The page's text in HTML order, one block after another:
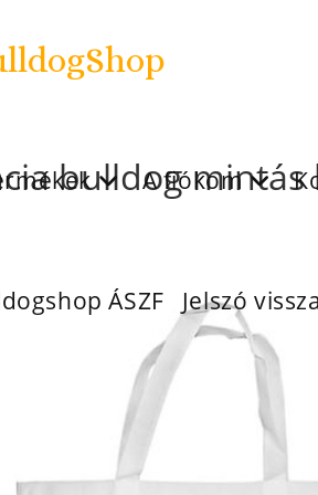
A fiókom
ÁSZF Jelszó
bulldog mintás